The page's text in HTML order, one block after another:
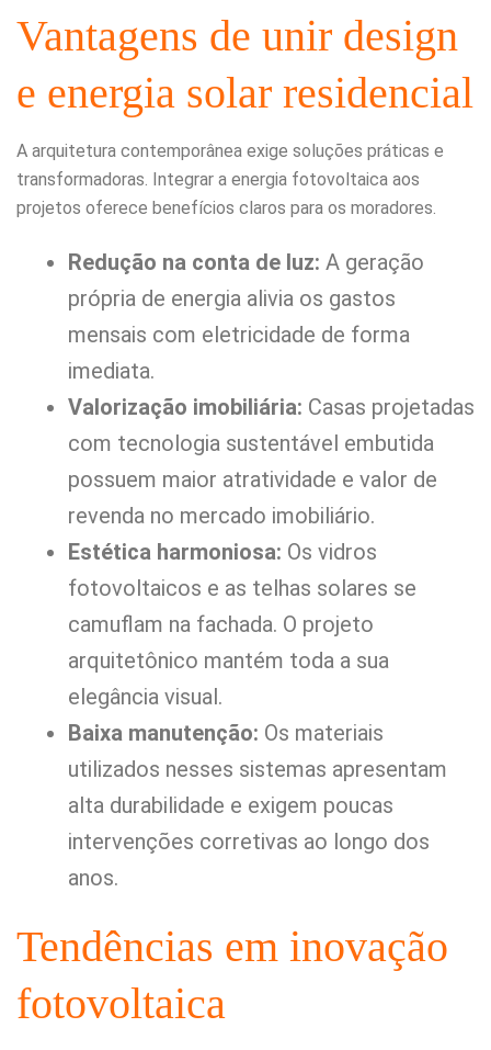
Vantagens de unir design
e energia solar residencial
A arquitetura contemporânea exige soluções práticas e
transformadoras. Integrar a energia fotovoltaica aos
projetos oferece benefícios claros para os moradores.
Redução na conta de luz: A geração
própria de energia alivia os gastos
mensais com eletricidade de forma
imediata.
Valorização imobiliária: Casas projetadas
com tecnologia sustentável embutida
possuem maior atratividade e valor de
revenda no mercado imobiliário.
Estética harmoniosa: Os vidros
fotovoltaicos e as telhas solares se
camuflam na fachada. O projeto
arquitetônico mantém toda a sua
elegância visual.
Baixa manutenção: Os materiais
utilizados nesses sistemas apresentam
alta durabilidade e exigem poucas
intervenções corretivas ao longo dos
anos.
Tendências em inovação
fotovoltaica